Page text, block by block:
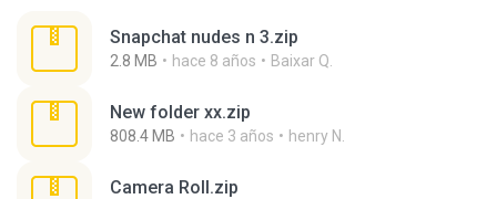
Snapchat nudes n 3.zip
2.8 MB hace 8 años Baixar Q.
New folder xx.zip
808.4 MB hace 3 años henry N.
Camera Roll.zip